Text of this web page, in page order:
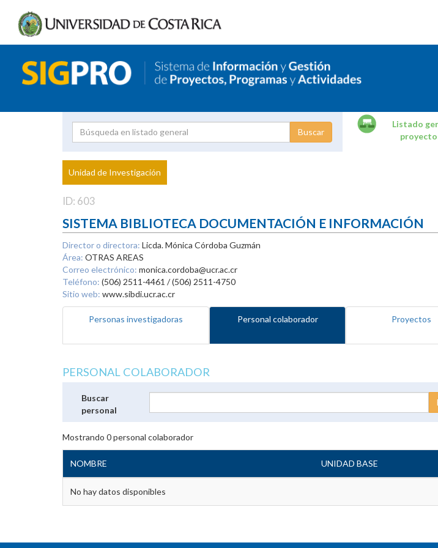
Proyecto
Investigador
Listado
Unidad de Investigación
ID: 603
SISTEMA BIBLIOTECA DOCUMENTACIÓN E INFORMACIÓN
Director o directora: Licda. Mónica Córdoba Guzmán
Área: OTRAS AREAS
Correo electrónico: monica.cordoba@ucr.ac.cr
Teléfono: (506) 2511-4461 / (506) 2511-4750
Sitio web: www.sibdi.ucr.ac.cr
Personas investigadoras Personal colaborador Proyectos
PERSONAL COLABORADOR
Buscar
personal
Mostrando 0personal colaborador
NOMBRE UNIDAD BASE
No hay datos disponibles